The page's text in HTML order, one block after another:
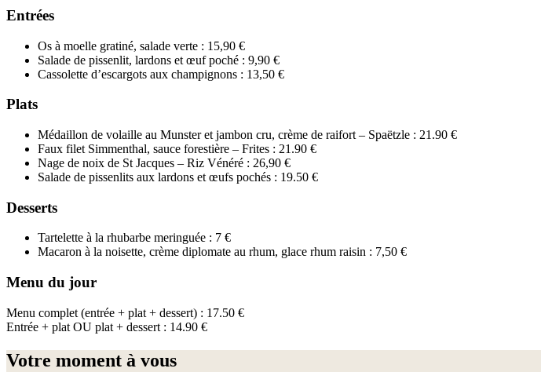
Entrées
Os à moelle gratiné, salade verte : 15,90 €
Salade de pissenlit, lardons et œuf poché : 9,90 €
Cassolette d’escargots aux champignons : 13,50 €
Plats
Médaillon de volaille au Munster et jambon cru, crème de raifort – Spaëtzle : 21.90 €
Faux filet Simmenthal, sauce forestière – Frites : 21.90 €
Nage de noix de St Jacques – Riz Vénéré : 26,90 €
Salade de pissenlits aux lardons et œufs pochés : 19.50 €
Desserts
Tartelette à la rhubarbe meringuée : 7 €
Macaron à la noisette, crème diplomate au rhum, glace rhum raisin : 7,50 €
Menu du jour
Menu complet (entrée + plat + dessert) : 17.50 €
Entrée + plat OU plat + dessert : 14.90 €
Votre moment à vous